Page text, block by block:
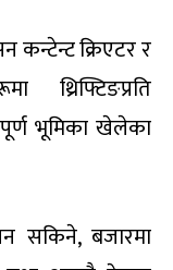
कन्टेन्ट क्रिएटर र
थ्रिफ्टिङप्रति
भूमिका खेलेका
सकिने, बजारमा